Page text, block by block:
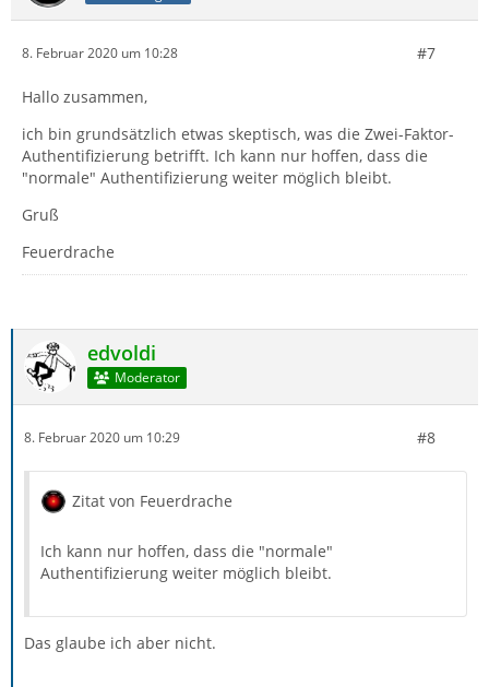
8. Februar 2020 um 10:28 #7
Hallo zusammen,
ich bin grundsätzlich etwas skeptisch, was die Zwei-Faktor-
Authentifizierung betrifft. Ich kann nur hoffen, dass die
"normale" Authentifizierung weiter möglich bleibt.
Gruß
Feuerdrache
edvoldi
Moderator
8. Februar 2020 um 10:29 #8
Zitat von Feuerdrache
Ich kann nur hoffen, dass die "normale"
Authentifizierung weiter möglich bleibt.
Das glaube ich aber nicht.